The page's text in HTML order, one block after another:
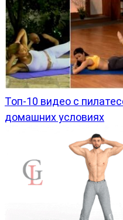
Топ-10 видео с
домашних условиях